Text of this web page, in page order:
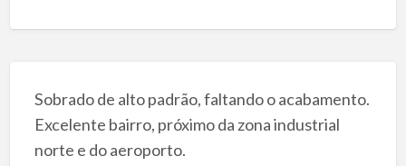
Sobrado de alto padrão, faltando o acabamento.
Excelente bairro, próximo da zona industrial
norte e do aeroporto.